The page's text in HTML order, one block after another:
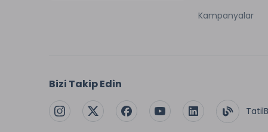
Kampanyalar
Bizi Takip Edin